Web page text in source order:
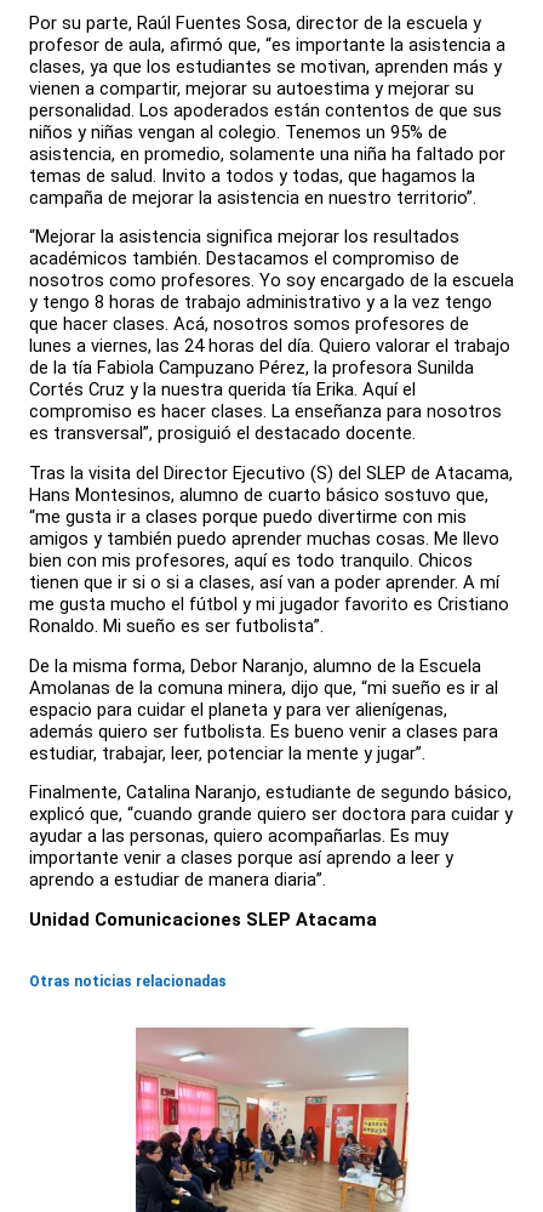
Por su parte, Raúl Fuentes Sosa, director de la escuela y
profesor de aula, afirmó que, “es importante la asistencia a
clases, ya que los estudiantes se motivan, aprenden más y
vienen a compartir, mejorar su autoestima y mejorar su
personalidad. Los apoderados están contentos de que sus
niños y niñas vengan al colegio. Tenemos un 95% de
asistencia, en promedio, solamente una niña ha faltado por
temas de salud. Invito a todos y todas, que hagamos la
campaña de mejorar la asistencia en nuestro territorio”.
“Mejorar la asistencia significa mejorar los resultados
académicos también. Destacamos el compromiso de
nosotros como profesores. Yo soy encargado de la escuela
y tengo 8 horas de trabajo administrativo y a la vez tengo
que hacer clases. Acá, nosotros somos profesores de
lunes a viernes, las 24 horas del día. Quiero valorar el trabajo
de la tía Fabiola Campuzano Pérez, la profesora Sunilda
Cortés Cruz y la nuestra querida tía Erika. Aquí el
compromiso es hacer clases. La enseñanza para nosotros
es transversal”, prosiguió el destacado docente.
Tras la visita del Director Ejecutivo (S) del SLEP de Atacama,
Hans Montesinos, alumno de cuarto básico sostuvo que,
“me gusta ir a clases porque puedo divertirme con mis
amigos y también puedo aprender muchas cosas. Me llevo
bien con mis profesores, aquí es todo tranquilo. Chicos
tienen que ir si o si a clases, así van a poder aprender. A mí
me gusta mucho el fútbol y mi jugador favorito es Cristiano
Ronaldo. Mi sueño es ser futbolista”.
De la misma forma, Debor Naranjo, alumno de la Escuela
Amolanas de la comuna minera, dijo que, “mi sueño es ir al
espacio para cuidar el planeta y para ver alienígenas,
además quiero ser futbolista. Es bueno venir a clases para
estudiar, trabajar, leer, potenciar la mente y jugar”.
Finalmente, Catalina Naranjo, estudiante de segundo básico,
explicó que, “cuando grande quiero ser doctora para cuidar y
ayudar a las personas, quiero acompañarlas. Es muy
importante venir a clases porque así aprendo a leer y
aprendo a estudiar de manera diaria”.
Unidad Comunicaciones SLEP Atacama
Otras noticias relacionadas